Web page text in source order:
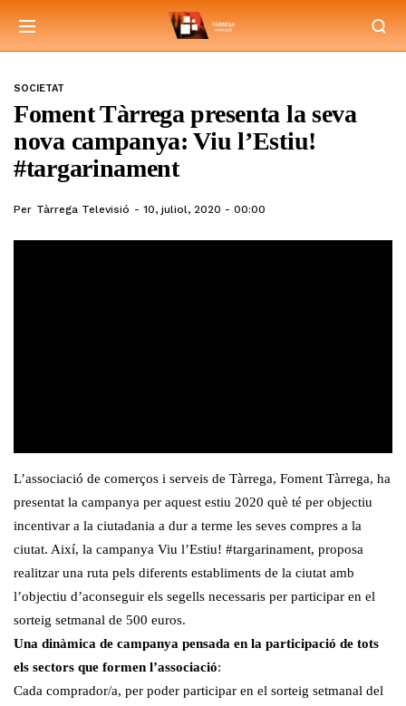
SOCIETAT
Foment Tàrrega presenta la seva
nova campanya: Viu l’Estiu!
#targarinament
Per Tàrrega Televisió 10, juliol, 2020 - 00:00
L’associació de comerços i serveis de Tàrrega, Foment Tàrrega, ha
presentat la campanya per aquest estiu 2020 què té per objectiu
incentivar a la ciutadania a dur a terme les seves compres a la
ciutat. Així, la campanya Viu l’Estiu! #targarinament, proposa
realitzar una ruta pels diferents establiments de la ciutat amb
l’objectiu d’aconseguir els segells necessaris per participar en el
sorteig setmanal de 500 euros.
Una dinàmica de campanya pensada en la participació de tots
els sectors que formen l’associació:
Cada comprador/a, per poder participar en el sorteig setmanal del